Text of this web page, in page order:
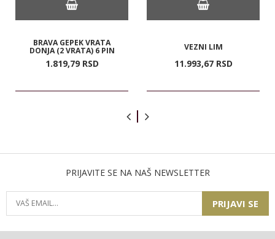
BRAVA GEPEK VRATA
DONJA (2 VRATA) 6 PIN
1.819,79 RSD
VEZNI LIM
11.993,67 RSD
PRIJAVITE SE NA NAŠ NEWSLETTER
PRIJAVI SE